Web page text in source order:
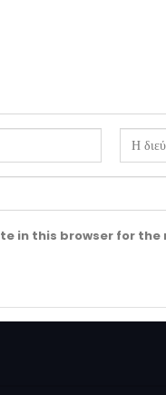
in this browser for